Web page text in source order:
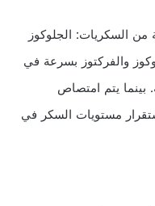
من السكريات: الجلوكوز
والفركتوز بسرعة في
بينما يتم امتصاص
مستويات السكر في